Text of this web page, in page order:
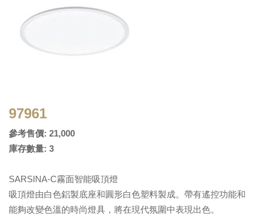
97961
參考售價: 21,000
庫存數量: 3
SARSINA-C霧面智能吸頂燈
吸頂燈由白色鋁製底座和圓形白色塑料製成。帶有遙控功能和
能夠改變色溫的時尚燈具，將在現代氛圍中表現出色。